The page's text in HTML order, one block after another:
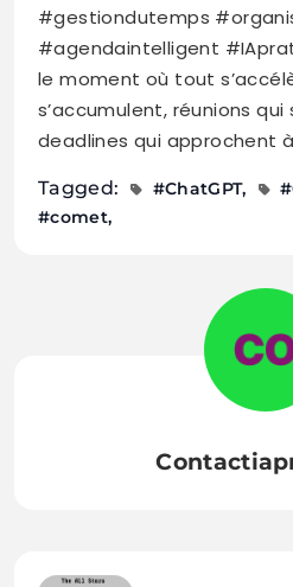
#gestiondutemps
#agendaintelligent
le moment où tout
s’accumulent, réunions
deadlines qui approchent
Tagged: #ChatGPT
#comet